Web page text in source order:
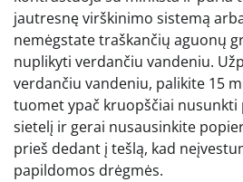
jautresnę virškinimo sistemą
nemėgstate traškančių aguonų
nuplikyti verdančiu vandeniu.
verdančiu vandeniu, palikite 15
tuomet ypač kruopščiai nusunkti
sietelį ir gerai nusausinkite
prieš dedant į tešlą, kad
papildomos drėgmės.